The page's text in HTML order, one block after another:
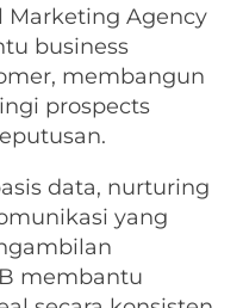
Marketing Agency
business
membangun
prospects
data, nurturing
yang
membantu